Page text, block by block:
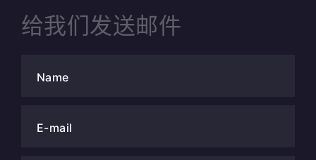
给我们发送邮件
Name
E-mail